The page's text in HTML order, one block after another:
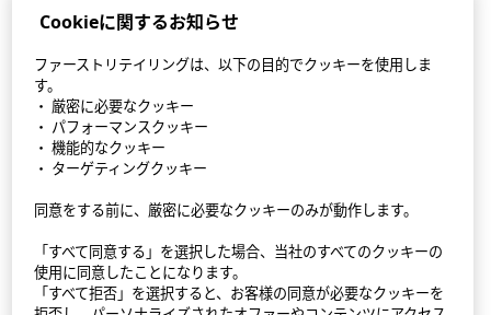
StyleHint アプリ
利用規約
Cookieに関するお知らせ
ファーストリテイリングは、以下の目的でクッキーを使用しま
す。
・ 厳密に必要なクッキー
・ パフォーマンスクッキー
・ 機能的なクッキー
・ ターゲティングクッキー
同意をする前に、厳密に必要なクッキーのみが動作します。
「すべて同意する」を選択した場合、当社のすべてのクッキーの
使用に同意したことになります。
「すべて拒否」を選択すると、お客様の同意が必要なクッキーを